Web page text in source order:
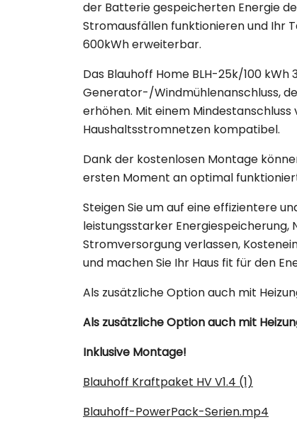
der Batterie gespeicherten Energie
Stromausfällen funktionieren und Ihr
600kWh erweiterbar.
Das Blauhoff Home BLH-25k/100
Generator-/Windmühlenanschluss,
erhöhen. Mit einem
Haushaltsstromnetzen kompatibel.
Dank der kostenlosen Montage
ersten Moment an optimal
Steigen Sie um auf eine effizientere
leistungsstarker Energiespeicherung,
Stromversorgung verlassen,
und machen Sie Ihr Haus fit für den
Als zusätzliche Option auch mit
Als zusätzliche Option auch mit
Inklusive Montage!
Blauhoff Kraftpaket HV V1.4 (1)
Blauhoff-PowerPack-Serien.mp4